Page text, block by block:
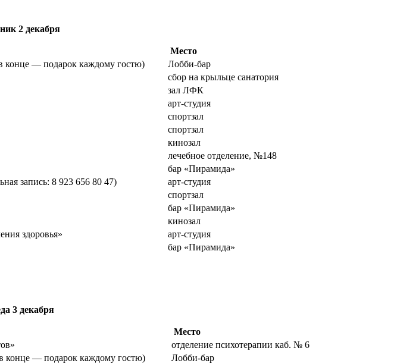
2 декабря
Место
конце — подарок каждому гостю)
Лобби-бар
сбор на крыльце санатория
зал ЛФК
арт-студия
спортзал
спортзал
кинозал
лечебное отделение, №148
бар «Пирамида»
запись: 8 923 656 80 47)
арт-студия
спортзал
бар «Пирамида»
кинозал
здоровья»
арт-студия
бар «Пирамида»
3 декабря
Место
отделение психотерапии каб. № 6
конце — подарок каждому гостю)
Лобби-бар